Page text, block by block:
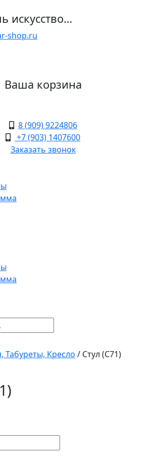
искусство…
shop.ru
Ваша корзина
8 (909) 9224806
+7 (903) 1407600
Заказать звонок
Табуреты, Кресло / Стул (C71)